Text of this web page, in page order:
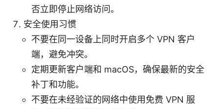
否立即停止网络访问。
安全使用习惯
不要在同一设备上同时开启多个 VPN 客户
端，避免冲突。
定期更新客户端和 macOS，确保最新的安全
补丁和功能。
不要在未经验证的网络中使用免费 VPN 服